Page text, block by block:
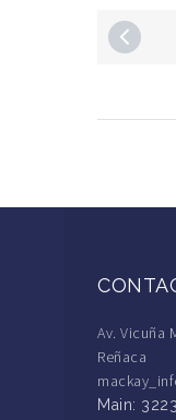
Av. Vicuña
Reñaca
Main: